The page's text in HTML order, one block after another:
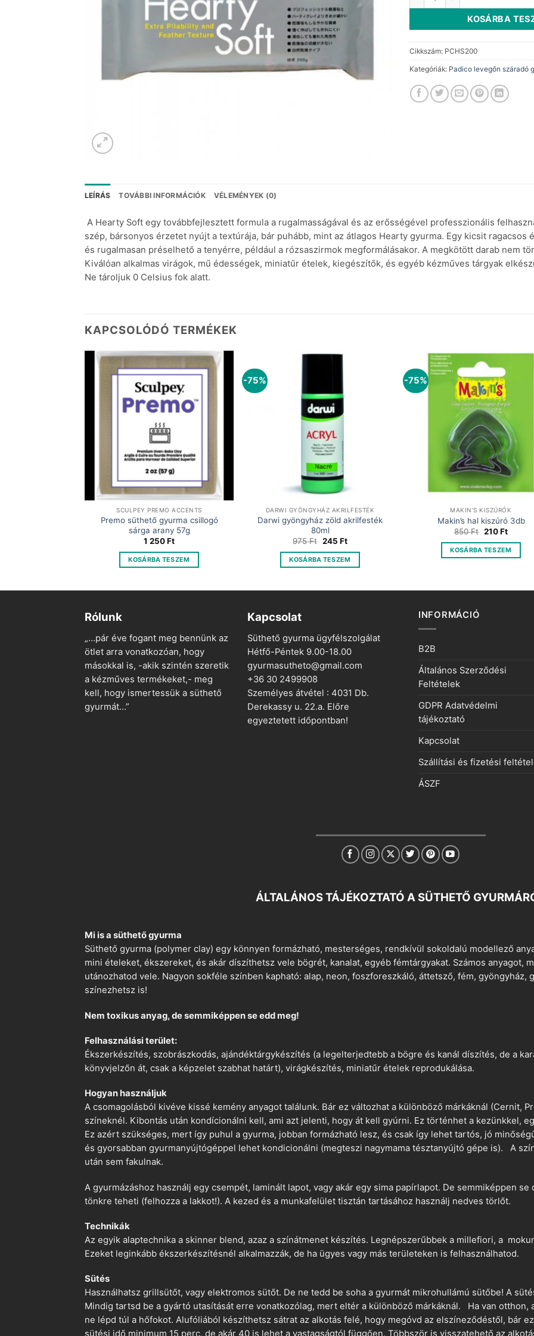
KOSÁRBA
Cikkszám: PCHS200
Kategóriák: Padico levegőn száradó
LEÍRÁS TOVÁBBI INFORMÁCIÓK VÉLEMÉNYEK (0)
A Hearty Soft egy továbbfejlesztett formula a rugalmasságával és az erősségével professzionális
szép, bársonyos érzetet nyújt a textúrája, bár puhább, mint az átlagos Hearty gyurma. Egy kicsit ragacsos
és rugalmasan préselhető a tenyérre, például a rózsaszirmok megformálásakor. A megkötött darab nem
Kiválóan alkalmas virágok, mű édességek, miniatűr ételek, kiegészítők, és egyéb kézműves tárgyak
Ne tároljuk 0 Celsius fok alatt.
KAPCSOLÓDÓ TERMÉKEK
SCULPEY PREMO ACCENTS
Premo süthető gyurma csillogó
sárga arany 57g
1 250Ft
KOSÁRBA TESZEM
-75%
DARWI GYÖNGYHÁZ AKRILFESTÉK
Darwi gyöngyház zöld akrilfesték
80ml
975Ft Original
was:
975 Ft.
245 FtCurrent
is:
245 Ft.
KOSÁRBA TESZEM
-75%
MAKIN'S KISZÚRÓK
Makin’s hal kiszúró 3db
850Ft Original
was:
850 Ft.
210FtCurrent
is:
210 Ft.
KOSÁRBA TESZEM
Rólunk
„…pár éve fogant meg bennünk az
ötlet arra vonatkozóan, hogy
másokkal is, -akik szintén szeretik
a kézműves termékeket,- meg
kell, hogy ismertessük a süthető
gyurmát…”
Kapcsolat
Süthető gyurma ügyfélszolgálat
Hétfő-Péntek 9.00-18.00
gyurmasutheto@gmail.com
+36 30 2499908
Személyes átvétel : 4031 Db.
Derekassy u. 22.a. Előre
egyeztetett időpontban!
INFORMÁCIÓ
B2B
Általános Szerződési
Feltételek
GDPR Adatvédelmi
tájékoztató
Kapcsolat
Szállítási és fizetési
ÁSZF
ÁLTALÁNOS TÁJÉKOZTATÓ A SÜTHETŐ
Mi is a süthető gyurma
Süthető gyurma (polymer clay) egy könnyen formázható, mesterséges, rendkívül sokoldalú modellező
mini ételeket, ékszereket, és akár díszíthetsz vele bögrét, kanalat, egyéb fémtárgyakat. Számos anyagot,
utánozhatod vele. Nagyon sokféle színben kapható: alap, neon, foszforeszkáló, áttetsző, fém, gyöngyház,
színezhetsz is!
Nem toxikus anyag, de semmiképpen se edd meg!
Felhasználási terület:
Ékszerkészítés, szobrászkodás, ajándéktárgykészítés (a legelterjedtebb a bögre és kanál díszítés, de a
könyvjelzőn át, csak a képzelet szabhat határt), virágkészítés, miniatűr ételek reprodukálása.
Hogyan használjuk
A csomagolásból kivéve kissé kemény anyagot találunk. Bár ez változhat a különböző márkáknál (Cernit,
színeknél. Kibontás után kondícionálni kell, ami azt jelenti, hogy át kell gyúrni. Ez történhet a kezünkkel,
Ez azért szükséges, mert így puhul a gyurma, jobban formázható lesz, és csak így lehet tartós, jó
és gyorsabban gyurmanyújtógéppel lehet kondicionálni (megteszi nagymama tésztanyújtó gépe is). A
után sem fakulnak.
A gyurmázáshoz használj egy csempét, laminált lapot, vagy akár egy sima papírlapot. De semmiképpen
tönkre teheti (felhozza a lakkot!). A kezed és a munkafelület tisztán tartásához használj nedves törlőt.
Technikák
Az egyik alaptechnika a skinner blend, azaz a színátmenet készítés. Legnépszerűbbek a millefiori, a
Ezeket leginkább ékszerkészítésnél alkalmazzák, de ha ügyes vagy más területeken is felhasználhatod.
Sütés
Használhatsz grillsütőt, vagy elektromos sütőt. De ne tedd be soha a gyurmát mikrohullámú sütőbe! A
Mindig tartsd be a gyártó utasítását erre vonatkozólag, mert eltér a különböző márkáknál. Ha van otthon,
ne lépd túl a hőfokot. Alufóliából készíthetsz sátrat az alkotás felé, hogy megóvd az elszíneződéstől, bár
sütési idő minimum 15 perc, de akár 40 is lehet a vastagságtól függően. Többször is visszatehető az